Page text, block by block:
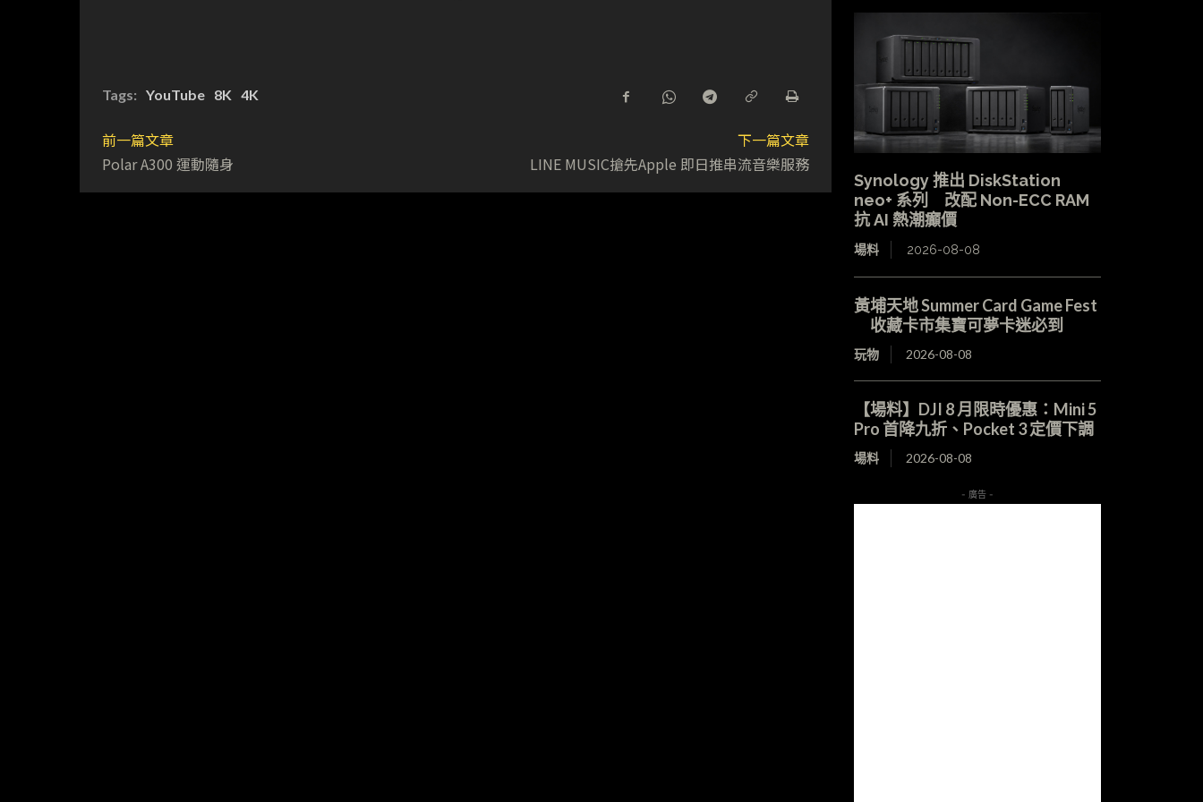
Tags: YouTube 8K 4K
前一篇文章
Polar A300 運動隨身
下一篇文章
LINE MUSIC搶先Apple 即日推串流音樂服務
Synology 推出 DiskStation
neo+ 系列 改配 Non-ECC RAM
抗 AI 熱潮癲價
場料 2026-08-08
黃埔天地 Summer Card Game Fest
收藏卡市集寶可夢卡迷必到
玩物 2026-08-08
【場料】DJI 8 月限時優惠：Mini 5
Pro 首降九折、Pocket 3 定價下調
場料 2026-08-08
- 廣告 -